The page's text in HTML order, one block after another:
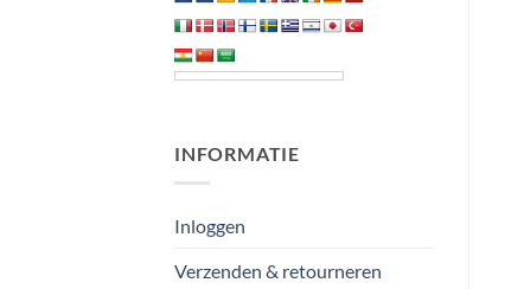
INFORMATIE
Inloggen
Verzenden & retourneren